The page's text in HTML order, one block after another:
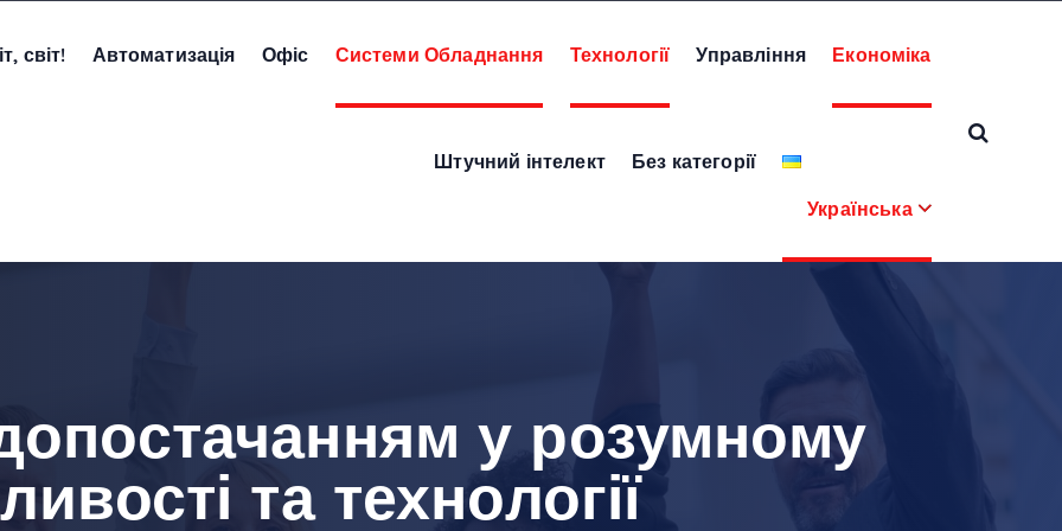
світ! Автоматизація Офіс Системи Обладнання Технології Управління Економіка
Штучний інтелект
Без категорії
Українська
у розумному
та технології